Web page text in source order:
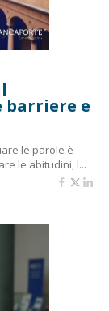
barriere e
le parole è
le abitudini, l...